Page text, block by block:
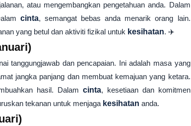
atau mengembangkan pengetahuan anda. Dalam
cinta, semangat bebas anda menarik orang lain.
yang betul dan aktiviti fizikal untuk kesihatan. ✈️
tanggungjawab dan pencapaian. Ini adalah masa yang
jangka panjang dan membuat kemajuan yang ketara.
hasil. Dalam cinta, kesetiaan dan komitmen
tekanan untuk menjaga kesihatan anda.